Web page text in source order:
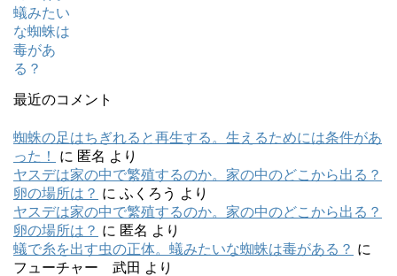
最近のコメント
蜘蛛の足はちぎれると再生する。生えるためには条件があ
った！
に 匿名 より
ヤスデは家の中で繁殖するのか。家の中のどこから出る？
卵の場所は？ に ふくろう より
ヤスデは家の中で繁殖するのか。家の中のどこから出る？
卵の場所は？ に 匿名 より
蟻で糸を出す虫の正体。蟻みたいな蜘蛛は毒がある？ に
フューチャー 武田 より